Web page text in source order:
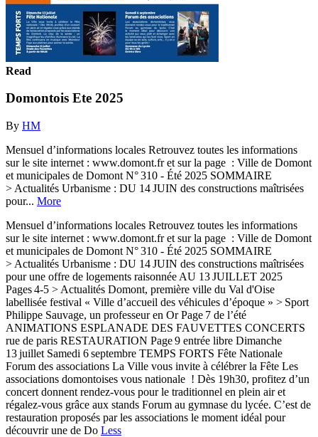
Read
Domontois Ete 2025
By HM
Mensuel d’informations locales Retrouvez toutes les informations
sur le site internet : www.domont.fr et sur la page : Ville de Domont
et municipales de Domont N° 310 - Été 2025 SOMMAIRE
> Actualités Urbanisme : DU 14 JUIN des constructions maîtrisées
pour... More
Mensuel d’informations locales Retrouvez toutes les informations
sur le site internet : www.domont.fr et sur la page : Ville de Domont
et municipales de Domont N° 310 - Été 2025 SOMMAIRE
> Actualités Urbanisme : DU 14 JUIN des constructions maîtrisées
pour une offre de logements raisonnée AU 13 JUILLET 2025
Pages 4-5 > Actualités Domont, première ville du Val d'Oise
labellisée festival « Ville d’accueil des véhicules d’époque » > Sport
Philippe Sauvage, un professeur en Or Page 7 de l’été
ANIMATIONS ESPLANADE DES FAUVETTES CONCERTS
rue de paris RESTAURATION Page 9 entrée libre Dimanche
13 juillet Samedi 6 septembre TEMPS FORTS Fête Nationale
Forum des associations La Ville vous invite à célébrer la Fête Les
associations domontoises vous nationale ! Dès 19h30, profitez d’un
concert donnent rendez-vous pour le traditionnel en plein air et
régalez-vous grâce aux stands Forum au gymnase du lycée. C’est de
restauration proposés par les associations le moment idéal pour
découvrir une de Do Less